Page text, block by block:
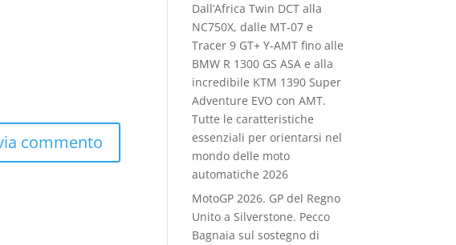
Dall’Africa Twin DCT alla
NC750X, dalle MT‑07 e
Tracer 9 GT+ Y‑AMT fino alle
BMW R 1300 GS ASA e alla
incredibile KTM 1390 Super
Adventure EVO con AMT.
Tutte le caratteristiche
essenziali per orientarsi nel
mondo delle moto
automatiche 2026
MotoGP 2026. GP del Regno
Unito a Silverstone. Pecco
Bagnaia sul sostegno di